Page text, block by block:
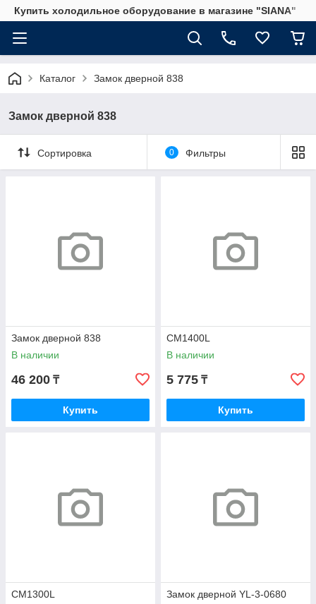
Купить холодильное оборудование в магазине "SIANA"
Каталог Замок дверной 838
Замок дверной 838
Сортировка 0 Фильтры
Замок дверной 838
В наличии
46 200 ₸
Купить
CM1400L
В наличии
5 775 ₸
Купить
CM1300L
Замок дверной YL-3-0680